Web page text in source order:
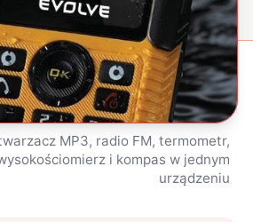
MP3, radio FM, termometr,
i kompas w jednym
urządzeniu